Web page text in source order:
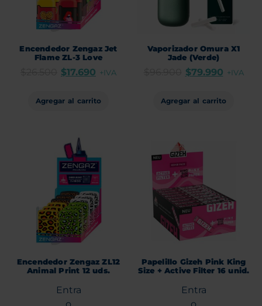
Encendedor Zengaz Jet
Flame ZL-3 Love
$17.690 +IVA
Agregar al carrito
Vaporizador Omura X1
Jade (Verde)
$79.990 +IVA
Agregar al carrito
Encendedor Zengaz ZL12
Animal Print 12 uds.
Entra
Papelillo Gizeh Pink King
Size + Active Filter 16 unid.
Entra